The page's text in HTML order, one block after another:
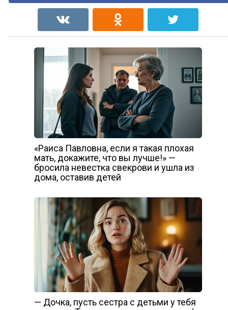
«Раиса Павловна, если я такая плохая
мать, докажите, что вы лучше!» —
бросила невестка свекрови и ушла из
дома, оставив детей
— Дочка, пусть сестра с детьми у тебя